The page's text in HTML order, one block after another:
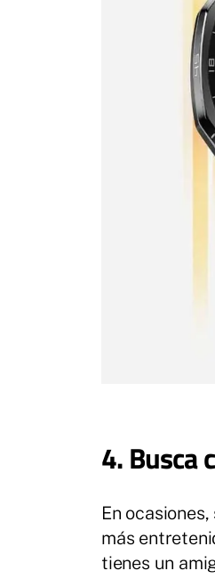
4. Busca
En
más
tienes un